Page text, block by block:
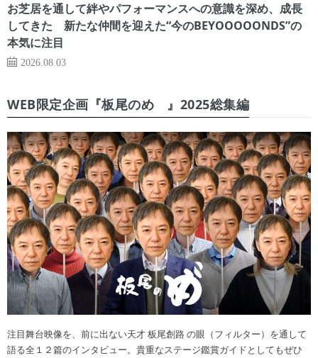
お芝居を通して絆やパフォーマンスへの意識を深め、成長
してきた 新たな仲間を迎えた“今のBEYOOOOONDS”の
本気に注目
2026.08.03
WEB限定企画『板尾のめ゙』2025総集編
注目舞台映像を、前に出ない天才 板尾創路 の眼（フィルター）を通して
語る全１２篇のインタビュー。貴重なステージ鑑賞ガイドとしてもぜひ